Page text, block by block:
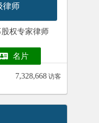
律师
权专家律师
名片
7,328,668 访客